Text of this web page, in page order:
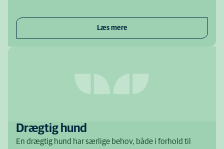
Læs mere
Drægtig hund
En drægtig hund har særlige behov, både i forhold til